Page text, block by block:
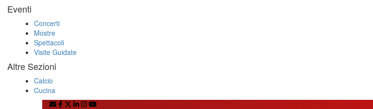
Eventi
Concerti
Mostre
Spettacoli
Visite Guidate
Altre Sezioni
Calcio
Cucina